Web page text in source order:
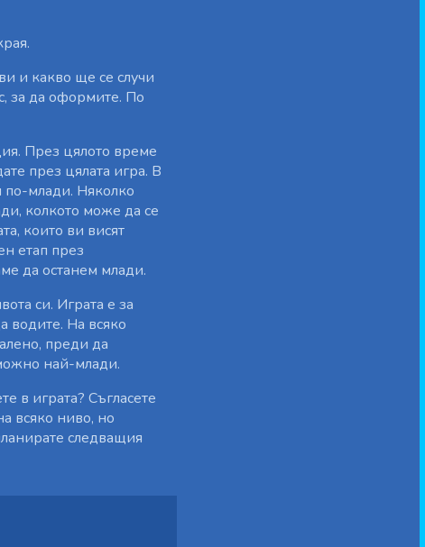
и какво ще се случи
за да оформите. По
През цялото време
през цялата игра. В
по-млади. Няколко
колкото може да се
които ви висят
етап през
да останем млади.
си. Играта е за
водите. На всяко
преди да
най-млади.
в играта? Съгласете
всяко ниво, но
следващия